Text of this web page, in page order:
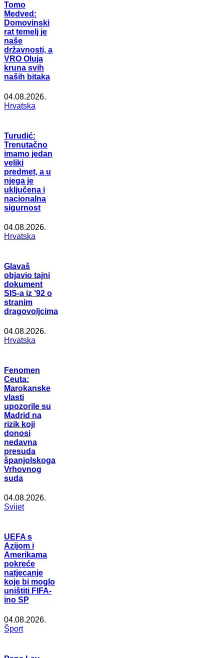
Tomo
Medved:
Domovinski
rat temelj je
naše
državnosti, a
VRO Oluja
kruna svih
naših bitaka
04.08.2026.
Hrvatska
Turudić:
Trenutačno
imamo jedan
veliki
predmet, a u
njega je
uključena i
nacionalna
sigurnost
04.08.2026.
Hrvatska
Glavaš
objavio tajni
dokument
SIS-a iz ’92 o
stranim
dragovoljcima
04.08.2026.
Hrvatska
Fenomen
Ceuta:
Marokanske
vlasti
upozorile su
Madrid na
rizik koji
donosi
nedavna
presuda
španjolskoga
Vrhovnog
suda
04.08.2026.
Svijet
UEFA s
Azijom i
Amerikama
pokreće
natjecanje
koje bi moglo
uništiti FIFA-
ino SP
04.08.2026.
Šport